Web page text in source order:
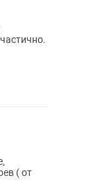
( от